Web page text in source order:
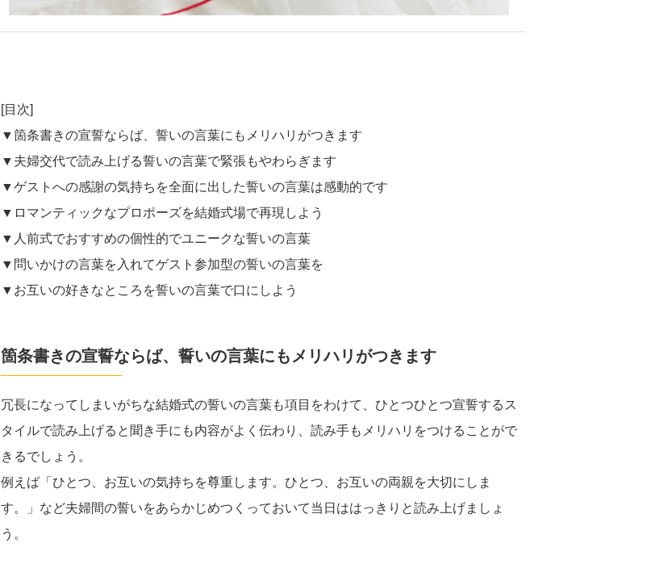
[目次]
▼箇条書きの宣誓ならば、誓いの言葉にもメリハリがつきます
▼夫婦交代で読み上げる誓いの言葉で緊張もやわらぎます
▼ゲストへの感謝の気持ちを全面に出した誓いの言葉は感動的です
▼ロマンティックなプロポーズを結婚式場で再現しよう
▼人前式でおすすめの個性的でユニークな誓いの言葉
▼問いかけの言葉を入れてゲスト参加型の誓いの言葉を
▼お互いの好きなところを誓いの言葉で口にしよう
箇条書きの宣誓ならば、誓いの言葉にもメリハリがつきます
冗長になってしまいがちな結婚式の誓いの言葉も項目をわけて、ひとつひとつ宣誓するス
タイルで読み上げると聞き手にも内容がよく伝わり、読み手もメリハリをつけることがで
きるでしょう。
例えば「ひとつ、お互いの気持ちを尊重します。ひとつ、お互いの両親を大切にしま
す。」など夫婦間の誓いをあらかじめつくっておいて当日ははっきりと読み上げましょ
う。